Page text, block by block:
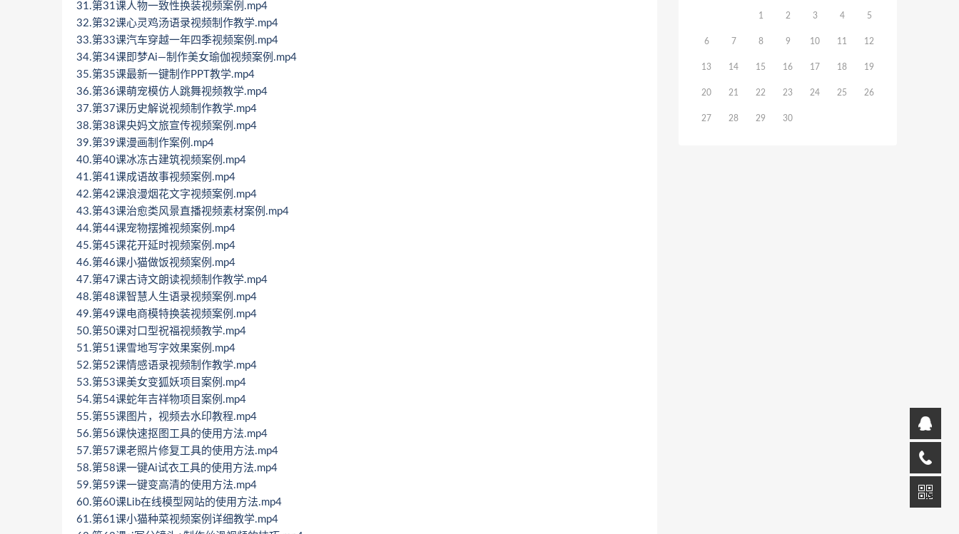
31.第31课人物一致性换装视频案例.mp4
32.第32课心灵鸡汤语录视频制作教学.mp4
33.第33课汽车穿越一年四季视频案例.mp4
34.第34课即梦Ai—制作美女瑜伽视频案例.mp4
35.第35课最新一键制作PPT教学.mp4
36.第36课萌宠模仿人跳舞视频教学.mp4
37.第37课历史解说视频制作教学.mp4
38.第38课央妈文旅宣传视频案例.mp4
39.第39课漫画制作案例.mp4
40.第40课冰冻古建筑视频案例.mp4
41.第41课成语故事视频案例.mp4
42.第42课浪漫烟花文字视频案例.mp4
43.第43课治愈类风景直播视频素材案例.mp4
44.第44课宠物摆摊视频案例.mp4
45.第45课花开延时视频案例.mp4
46.第46课小猫做饭视频案例.mp4
47.第47课古诗文朗读视频制作教学.mp4
48.第48课智慧人生语录视频案例.mp4
49.第49课电商模特换装视频案例.mp4
50.第50课对口型祝福视频教学.mp4
51.第51课雪地写字效果案例.mp4
52.第52课情感语录视频制作教学.mp4
53.第53课美女变狐妖项目案例.mp4
54.第54课蛇年吉祥物项目案例.mp4
55.第55课图片，视频去水印教程.mp4
56.第56课快速抠图工具的使用方法.mp4
57.第57课老照片修复工具的使用方法.mp4
58.第58课一键Ai试衣工具的使用方法.mp4
59.第59课一键变高清的使用方法.mp4
60.第60课Lib在线模型网站的使用方法.mp4
61.第61课小猫种菜视频案例详细教学.mp4
1 2 3 4 5
6 7 8 9 10 11 12
13 14 15 16 17 18 19
20 21 22 23 24 25 26
27 28 29 30